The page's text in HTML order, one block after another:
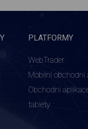
PLATFORMY
WebTrader
Mobilní obchodní
Obchodní
tablety